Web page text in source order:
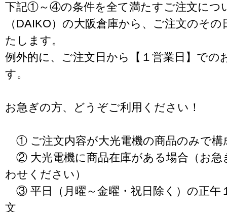
下記①～④の条件を全て満たすご注文につ
（DAIKO）の大阪倉庫から、ご注文のそ
たします。
例外的に、ご注文日から【１営業日】での
す。
お急ぎの方、どうぞご利用ください！
① ご注文内容が大光電機の商品のみで構
② 大光電機に商品在庫がある場合（お急
わせください）
③ 平日（月曜～金曜・祝日除く）の正午
文